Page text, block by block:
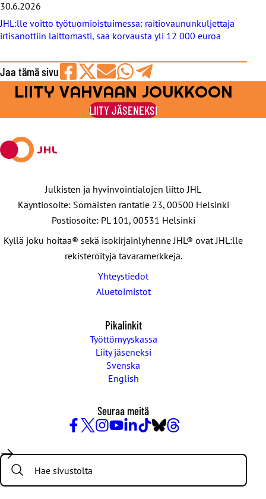
30.6.2026
JHL:lle voitto työtuomioistuimessa: raitiovaununkuljettaja
irtisanottiin laittomasti, saa korvausta yli 12 000 euroa
Jaa tämä sivu
Jaa
Facebookissa
Jaa
viestipalvelu
X:ssä
Jaa
sähköpostilla
Jaa
WhatsAppilla
Jaa
Telegramilla
LIITY VAHVAAN JOUKKOON
LIITY JÄSENEKSI
Julkisten ja hyvinvointialojen liitto JHL
Käyntiosoite: Sörnäisten rantatie 23, 00500 Helsinki
Postiosoite: PL 101, 00531 Helsinki
Kyllä joku hoitaa® sekä isokirjainlyhenne JHL® ovat JHL:lle
rekisteröityjä tavaramerkkejä.
Yhteystiedot
Aluetoimistot
Pikalinkit
Työttömyyskassa
Liity jäseneksi
Svenska
English
Seuraa meitä
/
Twitter
Search: